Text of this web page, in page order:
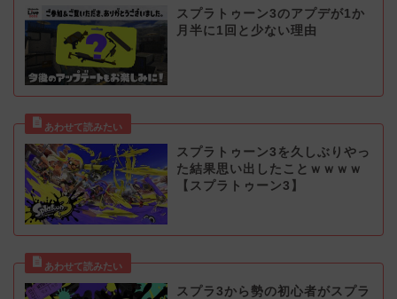
スプラトゥーン3のアプデが1か
月半に1回と少ない理由
スプラトゥーン3を久しぶりやっ
た結果思い出したことｗｗｗｗ
【スプラトゥーン3】
スプラ3から勢の初心者がスプラ